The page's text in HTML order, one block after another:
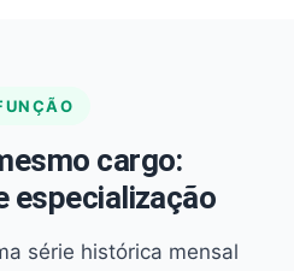
cargo:
especialização
série histórica mensal